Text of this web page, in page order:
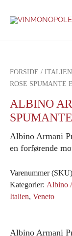
FORSIDE / ITALIEN
ROSE SPUMANTE
ALBINO
Albino Armani
en forførende
Varenummer
Kategorier: Albino
Italien, Veneto
Albino Armani